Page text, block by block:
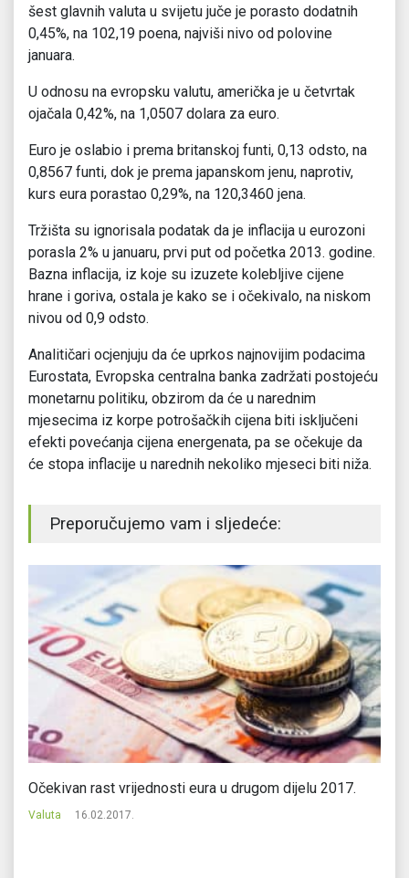
šest glavnih valuta u svijetu juče je porasto dodatnih
0,45%, na 102,19 poena, najviši nivo od polovine
januara.
U odnosu na evropsku valutu, američka je u četvrtak
ojačala 0,42%, na 1,0507 dolara za euro.
Euro je oslabio i prema britanskoj funti, 0,13 odsto, na
0,8567 funti, dok je prema japanskom jenu, naprotiv,
kurs eura porastao 0,29%, na 120,3460 jena.
Tržišta su ignorisala podatak da je inflacija u eurozoni
porasla 2% u januaru, prvi put od početka 2013. godine.
Bazna inflacija, iz koje su izuzete kolebljive cijene
hrane i goriva, ostala je kako se i očekivalo, na niskom
nivou od 0,9 odsto.
Analitičari ocjenjuju da će uprkos najnovijim podacima
Eurostata, Evropska centralna banka zadržati postojeću
monetarnu politiku, obzirom da će u narednim
mjesecima iz korpe potrošačkih cijena biti isključeni
efekti povećanja cijena energenata, pa se očekuje da
će stopa inflacije u narednih nekoliko mjeseci biti niža.
Preporučujemo vam i sljedeće:
Očekivan rast vrijednosti eura u drugom dijelu 2017.
Valuta 16.02.2017.